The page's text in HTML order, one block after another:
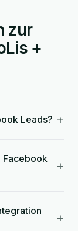
zur
+
Leads? +
Facebook
+
+